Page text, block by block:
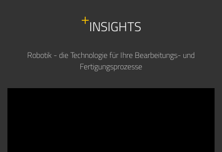
INSIGHTS
Robotik - die Technologie für Ihre Bearbeitungs- und
Fertigungsprozesse